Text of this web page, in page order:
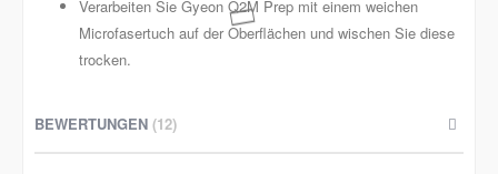
Verarbeiten Sie Gyeon Q2M Prep mit einem weichen
Microfasertuch auf der Oberflächen und wischen Sie diese
trocken.
BEWERTUNGEN 12